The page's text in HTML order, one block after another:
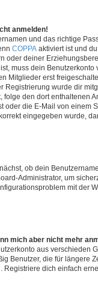
anmelden!
und das richtige
COPPA aktiviert ist und
oder deiner
muss dein
Mitglieder erst
Registrierung wurde dir
den dort enthaltenen
oder die E-Mail von einem
eingegeben wurde,
ob dein
Administrator, um
mit der
mich aber nicht mehr
aus verschieden
Benutzer, die für längere
dich einfach